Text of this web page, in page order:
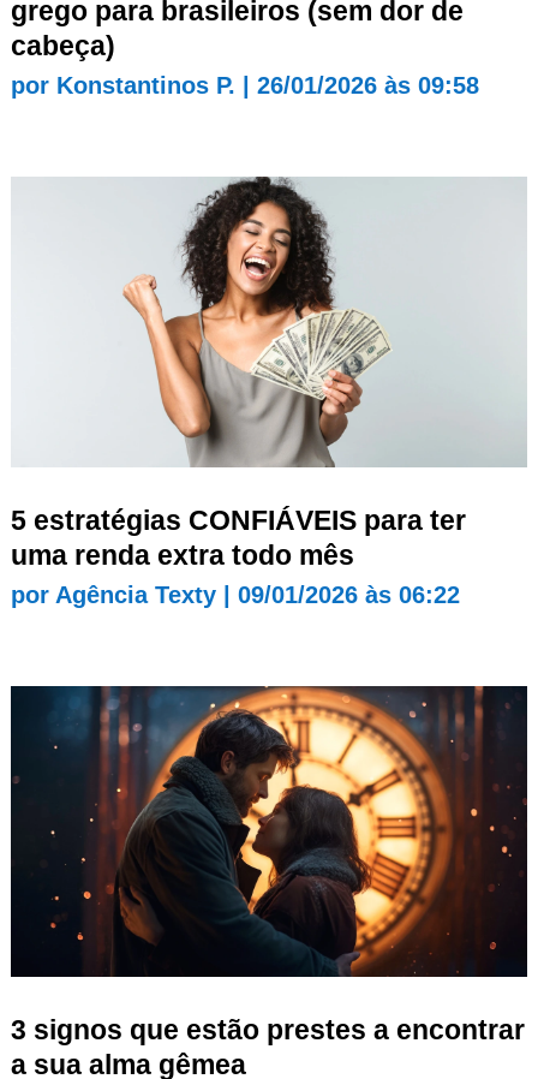
grego para brasileiros (sem dor de
cabeça)
por Konstantinos P. 26/01/2026 às 09:58
5 estratégias CONFIÁVEIS para ter
uma renda extra todo mês
por Agência Texty| 09/01/2026 às 06:22
3 signos que estão prestes a encontrar
a sua alma gêmea